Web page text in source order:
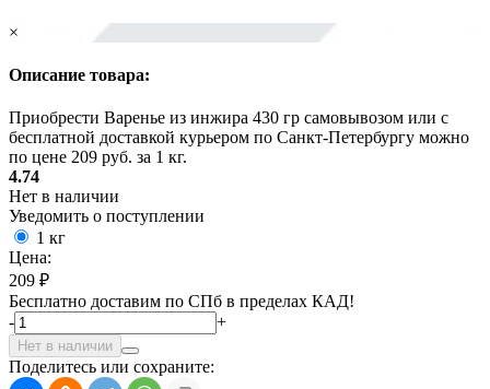
×
Описание товара:
Приобрести Варенье из инжира 430 гр самовывозом или с
бесплатной доставкой курьером по Санкт-Петербургу можно
по цене 209 руб. за 1 кг.
4.74
Нет в наличии
Уведомить о поступлении
1 кг
Цена:
209 ₽
Бесплатно доставим по СПб в пределах КАД!
-
+
Нет в наличии
Поделитесь или сохраните: